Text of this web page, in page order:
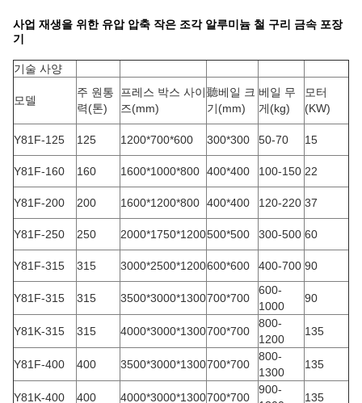
사업 재생을 위한 유압 압축 작은 조각 알루미늄 철 구리 금속 포장
기
기술 사양
모델
주 원통
력(톤)
프레스 박스 사이
즈(mm)
聽베일 크
기(mm)
베일 무
게(kg)
모터
(KW)
Y81F-125 125 1200*700*600 300*300 50-70 15
Y81F-160 160 1600*1000*800 400*400 100-150 22
Y81F-200 200 1600*1200*800 400*400 120-220 37
Y81F-250 250 2000*1750*1200500*500 300-500 60
Y81F-315 315 3000*2500*1200600*600 400-700 90
Y81F-315 315 3500*3000*1300700*700
600-
1000
90
Y81K-315 315 4000*3000*1300700*700
800-
1200
135
Y81F-400 400 3500*3000*1300700*700
800-
1300
135
Y81K-400 400 4000*3000*1300700*700
900-
135